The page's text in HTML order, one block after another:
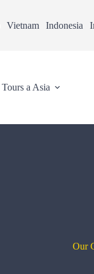
Vietnam Indonesia
Tours a Asia
Our